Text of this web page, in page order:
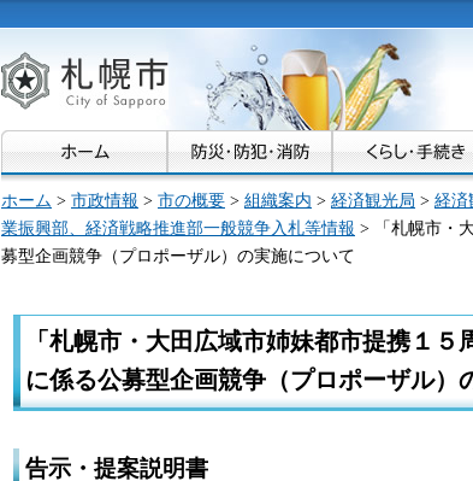
札幌市
ホーム > 市政情報 > 市の概要 > 組織案内 > 経済観光局 > 経済
業振興部、経済戦略推進部一般競争入札等情報 > 「札幌市・
募型企画競争（プロポーザル）の実施について
「札幌市・大田広域市姉妹都市提携１
に係る公募型企画競争（プロポーザル）
告示・提案説明書